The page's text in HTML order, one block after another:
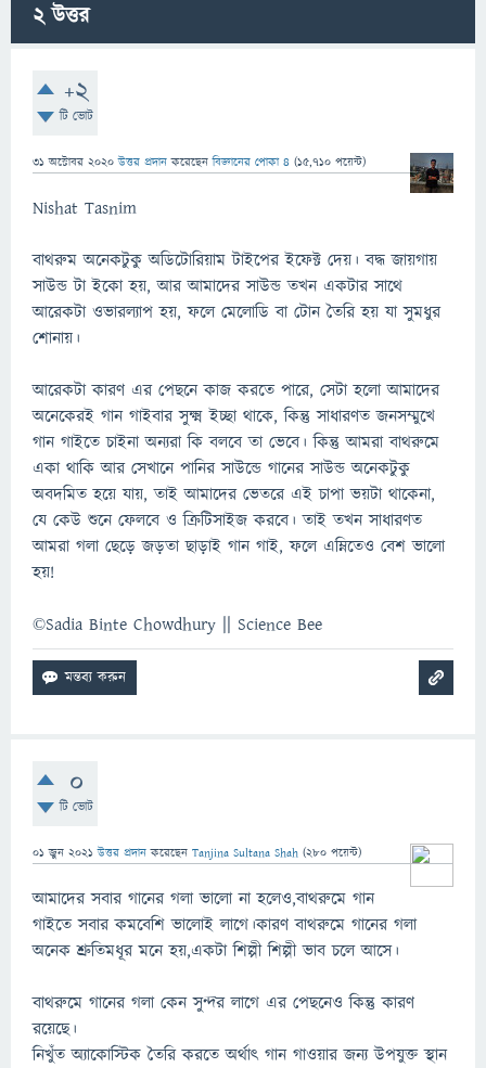
2উত্তর
+2
টি ভোট
31 অক্টোবর 2020 উত্তর প্রদান করেছেনবিজ্ঞানের পোকা ৪ (15,710 পয়েন্ট)
Nishat Tasnim
বাথরুম অনেকটুকু অডিটোরিয়াম টাইপের ইফেক্ট দেয়। বদ্ধ জায়গায়
সাউন্ড টা ইকো হয়, আর আমাদের সাউন্ড তখন একটার সাথে
আরেকটা ওভারল্যাপ হয়, ফলে মেলোডি বা টোন তৈরি হয় যা সুমধুর
শোনায়।
আরেকটা কারণ এর পেছনে কাজ করতে পারে, সেটা হলো আমাদের
অনেকেরই গান গাইবার সুক্ষ্ম ইচ্ছা থাকে, কিন্তু সাধারণত জনসম্মুখে
গান গাইতে চাইনা অন্যরা কি বলবে তা ভেবে। কিন্তু আমরা বাথরুমে
একা থাকি আর সেখানে পানির সাউন্ডে গানের সাউন্ড অনেকটুকু
অবদমিত হয়ে যায়, তাই আমাদের ভেতরে এই চাপা ভয়টা থাকেনা,
যে কেউ শুনে ফেলবে ও ক্রিটিসাইজ করবে। তাই তখন সাধারণত
আমরা গলা ছেড়ে জড়তা ছাড়াই গান গাই, ফলে এম্নিতেও বেশ ভালো
হয়!
©Sadia Binte Chowdhury || Science Bee
0
টি ভোট
01 জুন 2021 উত্তর প্রদান করেছেন Tanjina Sultana Shah (280 পয়েন্ট)
আমাদের সবার গানের গলা ভালো না হলেও,বাথরুমে গান
গাইতে সবার কমবেশি ভালোই লাগে।কারণ বাথরুমে গানের গলা
অনেক শ্রুতিমধূর মনে হয়,একটা শিল্পী শিল্পী ভাব চলে আসে।
বাথরুমে গানের গলা কেন সুন্দর লাগে এর পেছনেও কিন্তু কারণ
রয়েছে।
নিখুঁত অ্যাকোস্টিক তৈরি করতে অর্থাৎ গান গাওয়ার জন্য উপযুক্ত স্থান